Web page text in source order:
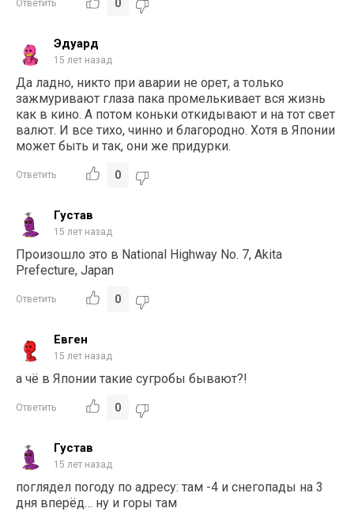
Ответить 0
Эдуард
15 лет назад
Да ладно, никто при аварии не орет, а только
зажмуривают глаза пака промелькивает вся жизнь
как в кино. А потом коньки откидывают и на тот свет
валют. И все тихо, чинно и благородно. Хотя в Японии
может быть и так, они же придурки.
Ответить 0
Густав
15 лет назад
Произошло это в National Highway No. 7, Akita
Prefecture, Japan
Ответить 0
Евген
15 лет назад
а чё в Японии такие сугробы бывают?!
Ответить 0
Густав
15 лет назад
поглядел погоду по адресу: там -4 и снегопады на 3
дня вперёд… ну и горы там